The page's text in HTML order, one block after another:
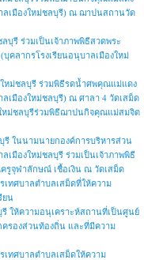
ลเมืองใหม่ชลบุรี) ณ ฌาปนสถานวัด
บุรี ร่วมเป็นเจ้าภาพพิธีสวดพระ
ลากรโรงเรียนอนุบาลเมืองใหม่
ใหม่ชลบุรี ร่วมพิธีรดน้ำศพคุณแม่แดง
เมืองใหม่ชลบุรี) ณ ศาลา 4 วัดเสม็ด
ใหม่ชลบุรีร่วมพิธีฌาปนกิจคุณแม่สมจิต
รี ในนามนายกองค์การบริหารส่วน
เมืองใหม่ชลบุรี ร่วมเป็นเจ้าภาพพิธี
จุฬาลักษณ์ เชื้อเงิน ณ วัดเสม็ด
ทศบาลตำบลเสม็ดที่ให้ความ
ยน
รี ให้ความอนุเคราะห์สถานที่เป็นศูนย์
ครองส่วนท้องถิ่น และที่มีความ
ทศบาลตำบลเสม็ดให้ความ